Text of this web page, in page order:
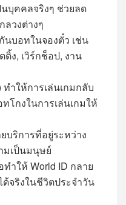
นบุคคลจริงๆ ช่วยลด
ลวงต่างๆ
นบอทในจองตั๋ว เช่น
ติ้ง, เวิร์กช็อป, งาน
ทำให้การเล่นเกมกลับ
โกงในการเล่นเกมให้
ริการที่อยู่ระหว่าง
มเป็นมนุษย์
ทำให้World ID กลาย
จริงในชีวิตประจำวัน